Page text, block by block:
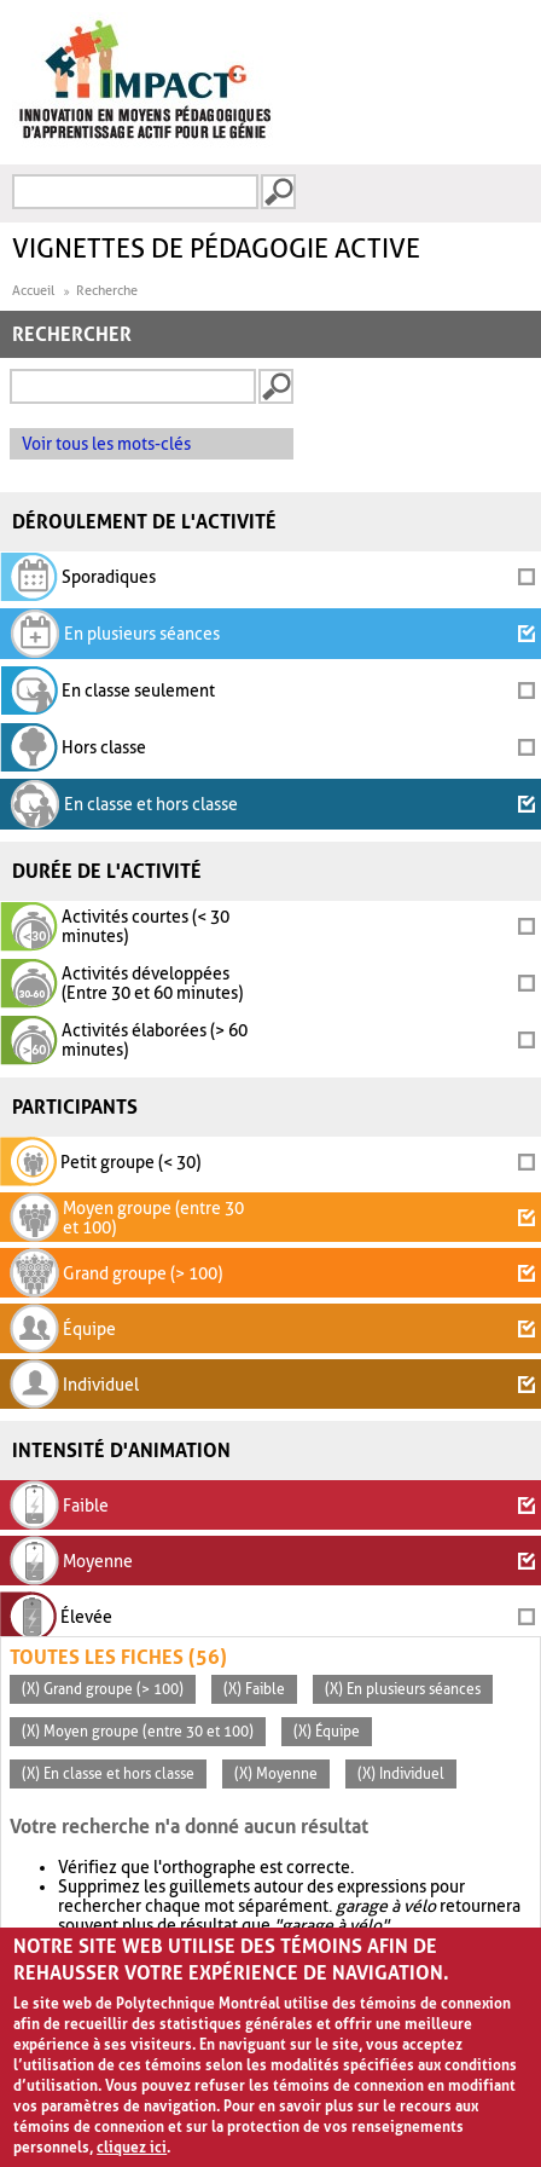
FORMULAIRE DE
VIGNETTES DE PÉDAGOGIE ACTIVE
Accueil Recherche
RECHERCHER
Voir tous les mots-clés
DÉROULEMENT DE L'ACTIVITÉ
Sporadiques
En plusieurs séances
En classe seulement
Hors classe
En classe et hors classe
DURÉE DE L'ACTIVITÉ
Activités courtes (< 30
minutes)
Activités développées
(Entre 30 et 60 minutes)
Activités élaborées (> 60
minutes)
PARTICIPANTS
Petit groupe (< 30)
Moyen groupe (entre 30
et 100)
Grand groupe (> 100)
Équipe
Individuel
INTENSITÉ D'ANIMATION
Faible
Moyenne
Élevée
TOUTES LES FICHES (56)
(X) Grand groupe (> 100) (X) Faible (X) En plusieurs séances
(X) Moyen groupe (entre 30 et 100) (X) Équipe
(X) En classe et hors classe (X) Moyenne (X) Individuel
Votre recherche n'a donné aucun résultat
Vérifiez que l'orthographe est correcte.
Supprimez les guillemets autour des expressions pour
rechercher chaque mot séparément. garage à véloretournera
souvent plus de résultat que"garage à vélo".
Envisagez d'élargir votre recherche avec OR.garage OR vélo
retournera souvent plus de résultat quegarage à vélo
NOTRE SITE WEB UTILISE DES TÉMOINS AFIN DE
REHAUSSER VOTRE EXPÉRIENCE DE NAVIGATION.
Le site web de Polytechnique Montréal utilise des témoins de connexion
afin de recueillir des statistiques générales et offrir une meilleure
expérience à ses visiteurs. En naviguant sur le site, vous acceptez
l’utilisation de ces témoins selon les modalités spécifiées aux conditions
d’utilisation. Vous pouvez refuser les témoins de connexion en modifiant
vos paramètres de navigation. Pour en savoir plus sur le recours aux
témoins de connexion et sur la protection de vos renseignements
personnels,cliquez ici.